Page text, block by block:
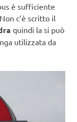
è sufficiente
c’è scritto il
quindi la si può
utilizzata da